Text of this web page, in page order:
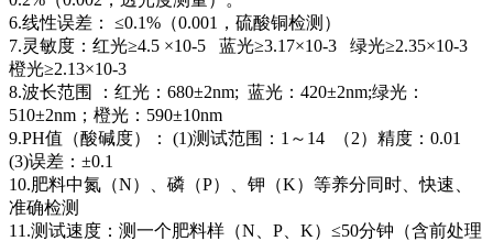
6.线性误差： ≤0.1%（0.001，硫酸铜检测）
7.灵敏度：红光≥4.5 ×10-5 蓝光≥3.17×10-3 绿光≥2.35×10-3
橙光≥2.13×10-3
8.波长范围 ：红光：680±2nm; 蓝光：420±2nm;绿光：
510±2nm；橙光：590±10nm
9.PH值（酸碱度）： (1)测试范围：1～14 （2）精度：0.01
(3)误差：±0.1
10.肥料中氮（N）、磷（P）、钾（K）等养分同时、快速、
准确检测
11.测试速度：测一个肥料样（N、P、K）≤50分钟（含前处理